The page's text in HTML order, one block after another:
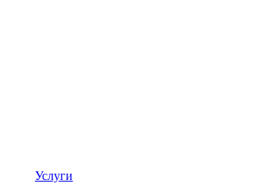
Услуги